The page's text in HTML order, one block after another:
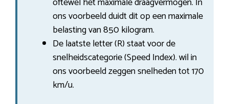
ons voorbeeld duidt dit op een maximale
belasting van 850 kilogram.
De laatste letter (R) staat voor de
snelheidscategorie (Speed Index). wil in
ons voorbeeld zeggen snelheden tot 170
km/u.